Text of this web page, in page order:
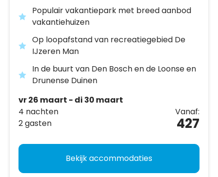
Populair vakantiepark met breed aanbod
vakantiehuizen
Op loopafstand van recreatiegebied De
IJzeren Man
In de buurt van Den Bosch en de Loonse en
Drunense Duinen
vr 26 maart - di 30 maart
4 nachten
2 gasten
Vanaf:
427
Bekijk accommodaties